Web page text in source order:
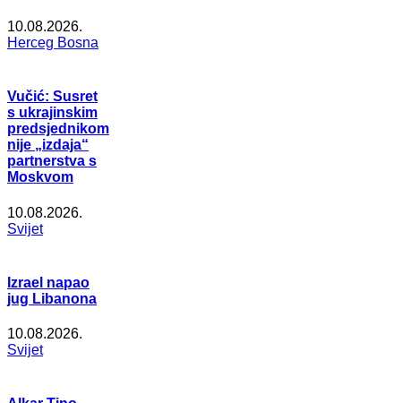
10.08.2026.
Herceg Bosna
Vučić: Susret
s ukrajinskim
predsjednikom
nije „izdaja“
partnerstva s
Moskvom
10.08.2026.
Svijet
Izrael napao
jug Libanona
10.08.2026.
Svijet